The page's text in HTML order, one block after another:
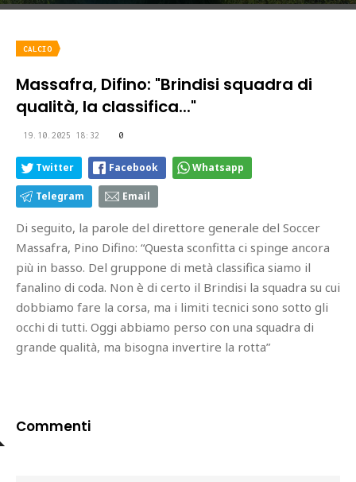
CALCIO
Massafra, Difino: "Brindisi squadra di
qualità, la classifica..."
19.10.2025 18:32 0
Twitter Facebook Whatsapp
Telegram Email
Di seguito, la parole del direttore generale del Soccer
Massafra, Pino Difino: “Questa sconfitta ci spinge ancora
più in basso. Del gruppone di metà classifica siamo il
fanalino di coda. Non è di certo il Brindisi la squadra su cui
dobbiamo fare la corsa, ma i limiti tecnici sono sotto gli
occhi di tutti. Oggi abbiamo perso con una squadra di
grande qualità, ma bisogna invertire la rotta”
Commenti